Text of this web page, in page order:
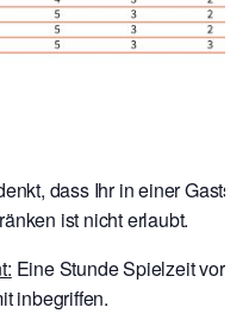
dass Ihr in einer
ist nicht erlaubt.
Eine Stunde Spielzeit vor
inbegriffen.